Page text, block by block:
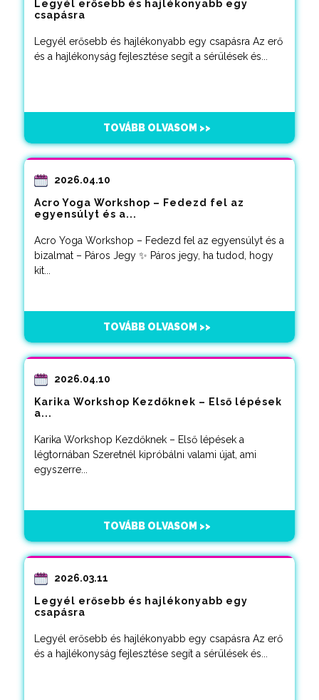
Legyél erősebb és hajlékonyabb egy
csapásra
Legyél erősebb és hajlékonyabb egy csapásra Az erő
és a hajlékonyság fejlesztése segít a sérülések és...
TOVÁBB OLVASOM >>
2026.04.10
Acro Yoga Workshop – Fedezd fel az
egyensúlyt és a...
Acro Yoga Workshop – Fedezd fel az egyensúlyt és a
bizalmat – Páros Jegy ✨ Páros jegy, ha tudod, hogy
kit...
TOVÁBB OLVASOM >>
2026.04.10
Karika Workshop Kezdőknek – Első lépések
a...
Karika Workshop Kezdőknek – Első lépések a
légtornában Szeretnél kipróbálni valami újat, ami
egyszerre...
TOVÁBB OLVASOM >>
2026.03.11
Legyél erősebb és hajlékonyabb egy
csapásra
Legyél erősebb és hajlékonyabb egy csapásra Az erő
és a hajlékonyság fejlesztése segít a sérülések és...